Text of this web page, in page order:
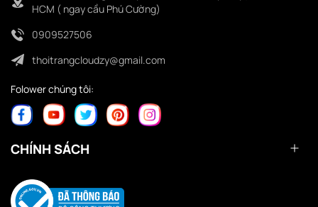
HCM ( ngay cầu Phú Cường)
0909527506
thoitrangcloudzy@gmail.com
Folower chúng tôi:
CHÍNH SÁCH